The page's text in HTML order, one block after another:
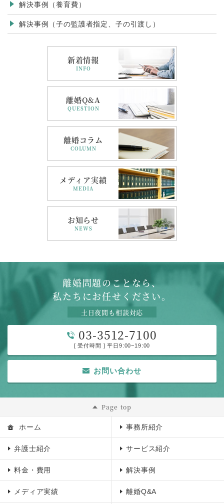
解決事例（養育費）
解決事例（子の監護者指定、子の引渡し）
新着情報
INFO
離婚Q&A
QUESTION
離婚コラム
COLUMN
メディア実績
MEDIA
お知らせ
NEWS
離婚問題のことなら、
私たちにお任せください。
土日夜間も相談対応
03-3512-7100
[ 受付時間 ] 平日9:00~19:00
お問い合わせ
Page top
ホーム 事務所紹介
弁護士紹介 サービス紹介
料金・費用 解決事例
メディア実績 離婚Q&A